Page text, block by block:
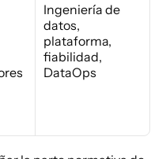
Ingeniería de
datos,
plataforma,
fiabilidad,
DataOps